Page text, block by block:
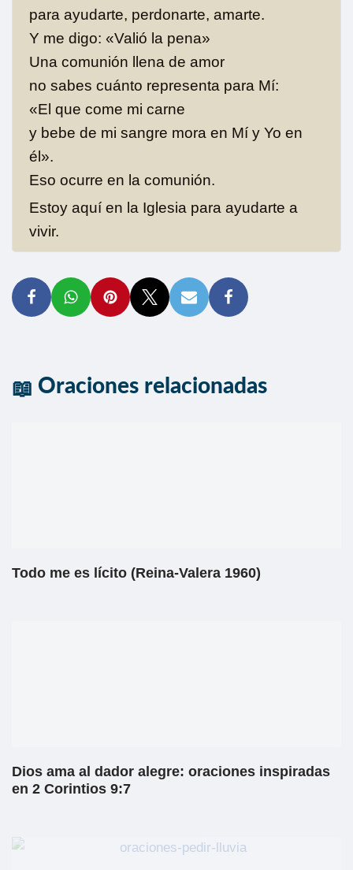
para ayudarte, perdonarte, amarte.
Y me digo: «Valió la pena»
Una comunión llena de amor
no sabes cuánto representa para Mí:
«El que come mi carne
y bebe de mi sangre mora en Mí y Yo en
él».
Eso ocurre en la comunión.
Estoy aquí en la Iglesia para ayudarte a
vivir.
Oraciones relacionadas
Todo me es lícito (Reina-Valera 1960)
Dios ama al dador alegre: oraciones inspiradas
en 2 Corintios 9:7